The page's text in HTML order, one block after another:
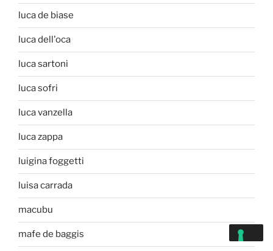
luca de biase
luca dell'oca
luca sartoni
luca sofri
luca vanzella
luca zappa
luigina foggetti
luisa carrada
macubu
mafe de baggis